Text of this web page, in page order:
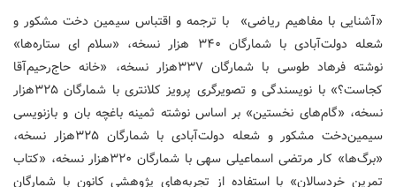
«آشنایی با مفاهیم ریاضی» با ترجمه و اقتباس سیمین دخت مشکور و
شعله دولت‌آبادی با شمارگان ۳۴۰ هزار نسخه، «سلام ای ستاره‌ها»
نوشته فرهاد طوسی با شمارگان ۳۳۷هزار نسخه، «خانه حاج‌رحیم‌آقا
کجاست؟» با نویسندگی و تصویرگری پرویز کلانتری با شمارگان ۳۲۵هزار
نسخه، «گام‌های نخستین» بر اساس نوشته ثمینه باغچه بان و بازنویسی
سیمین‌دخت مشکور و شعله دولت‌آبادی با شمارگان ۳۲۵هزار نسخه،
«برگ‌ها» کار مرتضی اسماعیلی سهی با شمارگان ۳۲۰هزار نسخه، «کتاب
تمرین خردسالان» با استفاده از تجربه‌های پژوهشی کانون با شمارگان